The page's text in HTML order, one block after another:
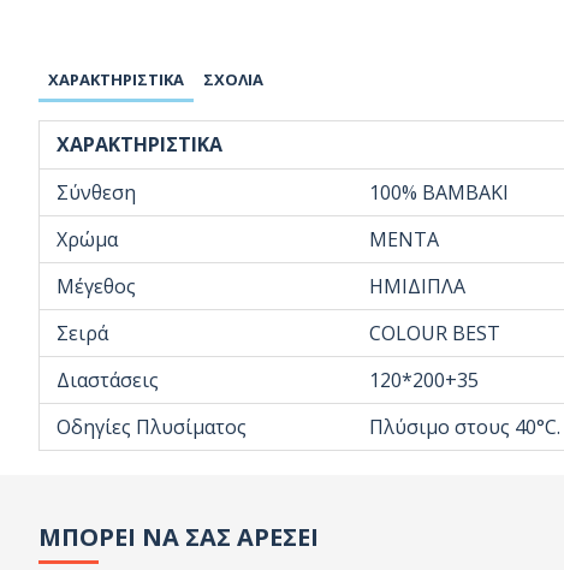
ΧΑΡΑΚΤΗΡΙΣΤΙΚΆ ΣΧΌΛΙΑ
ΧΑΡΑΚΤΗΡΙΣΤΙΚΆ
Σύνθεση
100% ΒΑΜΒΑΚΙ
Χρώμα
ΜΕΝΤΑ
Μέγεθος
ΗΜΙΔΙΠΛΑ
Σειρά
COLOUR BEST
Διαστάσεις
120*200+35
Οδηγίες Πλυσίματος
Πλύσιμο στους
ΜΠΟΡΕΙ ΝΑ ΣΑΣ ΑΡΕΣΕΙ